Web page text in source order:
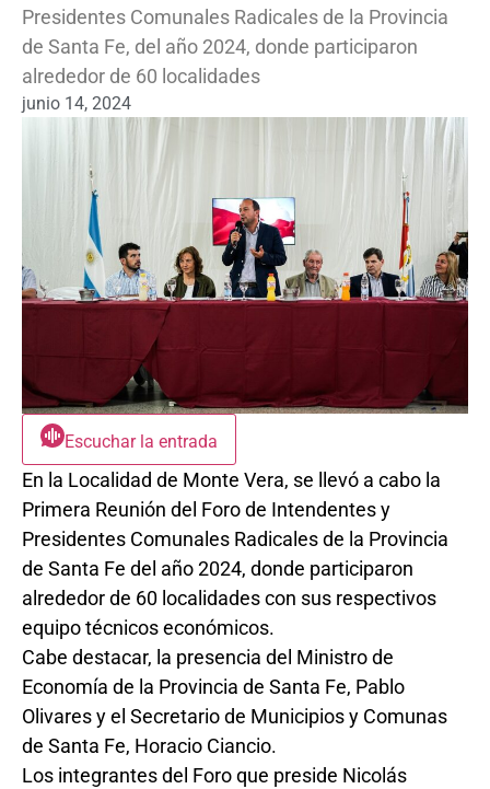
Presidentes Comunales Radicales de la Provincia
de Santa Fe, del año 2024, donde participaron
alrededor de 60 localidades
junio 14, 2024
Escuchar la entrada
En la Localidad de Monte Vera, se llevó a cabo la
Primera Reunión del Foro de Intendentes y
Presidentes Comunales Radicales de la Provincia
de Santa Fe del año 2024, donde participaron
alrededor de 60 localidades con sus respectivos
equipo técnicos económicos.
Cabe destacar, la presencia del Ministro de
Economía de la Provincia de Santa Fe, Pablo
Olivares y el Secretario de Municipios y Comunas
de Santa Fe, Horacio Ciancio.
Los integrantes del Foro que preside Nicolás